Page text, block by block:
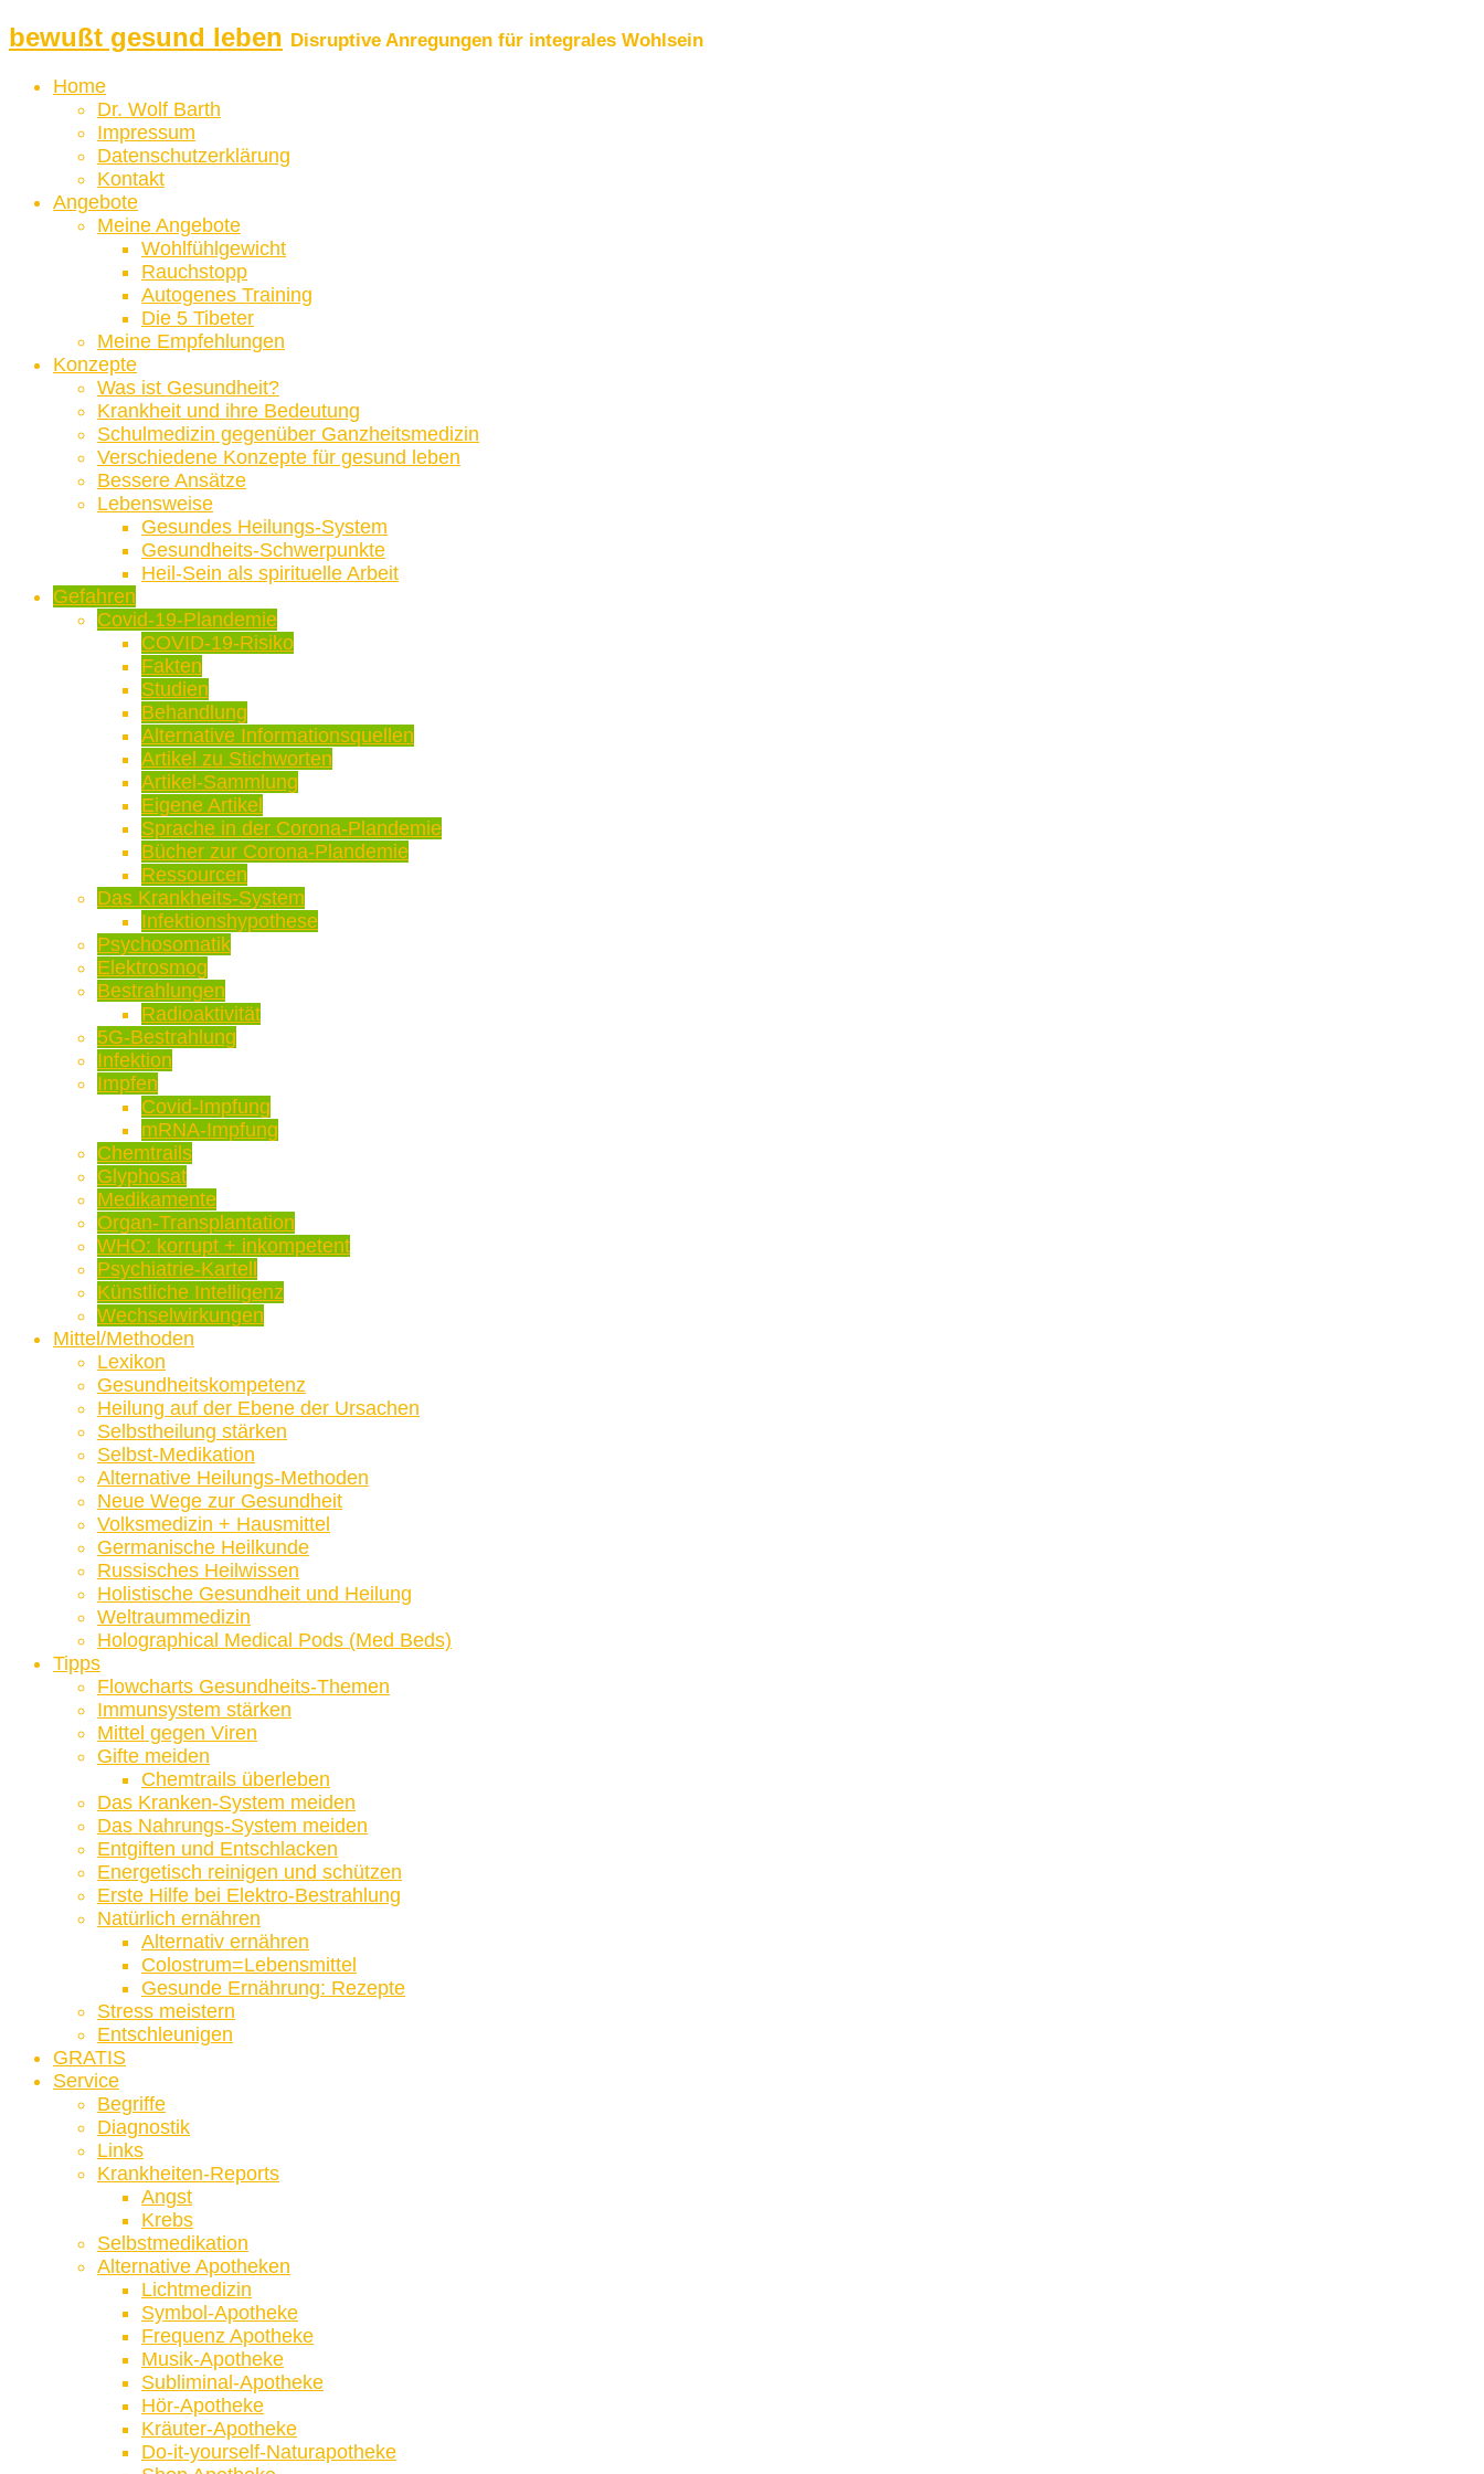
bewußt gesund leben Disruptive Anregungen für integrales Wohlsein
Home
Dr. Wolf Barth
Impressum
Datenschutzerklärung
Kontakt
Angebote
Meine Angebote
Wohlfühlgewicht
Rauchstopp
Autogenes Training
Die 5 Tibeter
Meine Empfehlungen
Konzepte
Was ist Gesundheit?
Krankheit und ihre Bedeutung
Schulmedizin gegenüber Ganzheitsmedizin
Verschiedene Konzepte für gesund leben
Bessere Ansätze
Lebensweise
Gesundes Heilungs-System
Gesundheits-Schwerpunkte
Heil-Sein als spirituelle Arbeit
Gefahren
Covid-19-Plandemie
COVID-19-Risiko
Fakten
Studien
Behandlung
Alternative Informationsquellen
Artikel zu Stichworten
Artikel-Sammlung
Eigene Artikel
Sprache in der Corona-Plandemie
Bücher zur Corona-Plandemie
Ressourcen
Das Krankheits-System
Infektionshypothese
Psychosomatik
Elektrosmog
Bestrahlungen
Radioaktivität
5G-Bestrahlung
Infektion
Impfen
Covid-Impfung
mRNA-Impfung
Chemtrails
Glyphosat
Medikamente
Organ-Transplantation
WHO: korrupt + inkompetent
Psychiatrie-Kartell
Künstliche Intelligenz
Wechselwirkungen
Mittel/Methoden
Lexikon
Gesundheitskompetenz
Heilung auf der Ebene der Ursachen
Selbstheilung stärken
Selbst-Medikation
Alternative Heilungs-Methoden
Neue Wege zur Gesundheit
Volksmedizin + Hausmittel
Germanische Heilkunde
Russisches Heilwissen
Holistische Gesundheit und Heilung
Weltraummedizin
Holographical Medical Pods (Med Beds)
Tipps
Flowcharts Gesundheits-Themen
Immunsystem stärken
Mittel gegen Viren
Gifte meiden
Chemtrails überleben
Das Kranken-System meiden
Das Nahrungs-System meiden
Entgiften und Entschlacken
Energetisch reinigen und schützen
Erste Hilfe bei Elektro-Bestrahlung
Natürlich ernähren
Alternativ ernähren
Colostrum=Lebensmittel
Gesunde Ernährung: Rezepte
Stress meistern
Entschleunigen
GRATIS
Service
Begriffe
Diagnostik
Links
Krankheiten-Reports
Angst
Krebs
Selbstmedikation
Alternative Apotheken
Lichtmedizin
Symbol-Apotheke
Frequenz Apotheke
Musik-Apotheke
Subliminal-Apotheke
Hör-Apotheke
Kräuter-Apotheke
Do-it-yourself-Naturapotheke